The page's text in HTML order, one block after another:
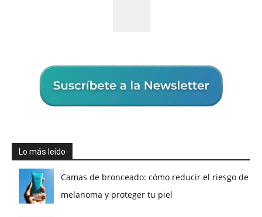
Lo más leído
Camas de bronceado: cómo reducir el riesgo de
melanoma y proteger tu piel